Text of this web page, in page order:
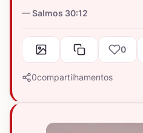
Salmos 30:12
0
0compartilhamentos